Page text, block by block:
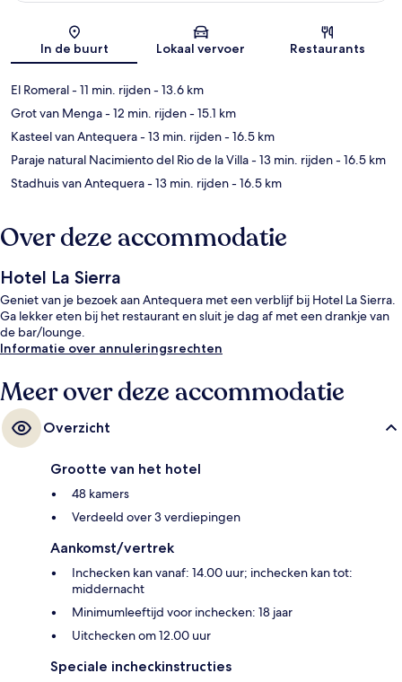
Kaart
In de buurt Lokaal vervoer Restaurants
El Romeral- 11 min. rijden- 13.6 km
Grot van Menga- 12 min. rijden- 15.1 km
Kasteel van Antequera- 13 min. rijden- 16.5 km
Paraje natural Nacimiento del Rio de la Villa- 13 min. rijden- 16.5 km
Stadhuis van Antequera- 13 min. rijden- 16.5 km
Over deze accommodatie
Hotel La Sierra
Geniet van je bezoek aan Antequera met een verblijf bij Hotel La Sierra.
Ga lekker eten bij het restaurant en sluit je dag af met een drankje van
de bar/lounge.
Informatie over annuleringsrechten
Meer over deze accommodatie
Overzicht
Grootte van het hotel
48 kamers
Verdeeld over 3 verdiepingen
Aankomst/vertrek
Inchecken kan vanaf: 14.00 uur; inchecken kan tot:
middernacht
Minimumleeftijd voor inchecken: 18 jaar
Uitchecken om 12.00 uur
Speciale incheckinstructies